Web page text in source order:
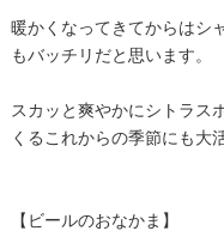
暖かくなってきてからはシ
もバッチリだと思います。
スカッと爽やかにシトラス
くるこれからの季節にも大
【ビールのおなかま】